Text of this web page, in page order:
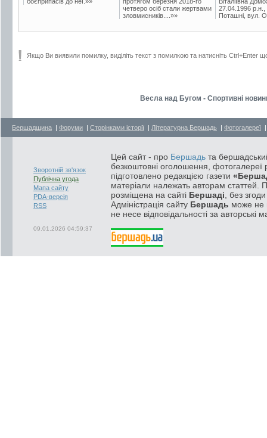
четверо осіб стали жертвами
зловмисників....»»
27.04.1996 р.н.,
Поташні, вул.
Якщо Ви виявили помилку, виділіть текст з помилкою та натисніть Ctrl+Enter
Весла над Бугом - Спортивні
Бершадщина | Форуми | Сторінками історії | Літературна Бершадь | Фотогалереї
Зворотній зв'язок
Публічна угода
Мапа сайту
PDA-версія
RSS
09.01.2026 04:59:37
Цей сайт - про Бершадь та
безкоштовні оголошення, фотогалереї
підготовлено редакцією газети
матеріали належать авторам статтей.
розміщена на сайті Бершаді , без
Адміністрація сайту Бершадь може не
не несе відповідальності за авторські